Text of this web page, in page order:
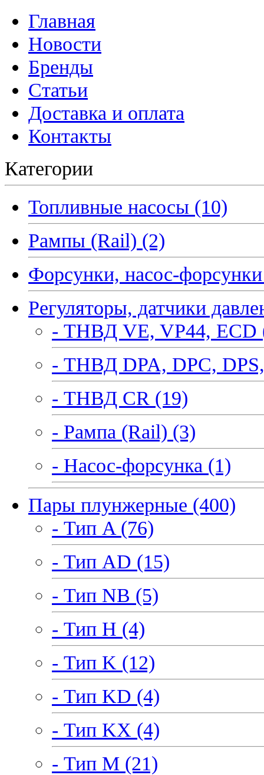
Главная
Новости
Бренды
Статьи
Доставка и оплата
Контакты
Категории
Топливные насосы (10)
Рампы (Rail) (2)
Форсунки, насос-
Регуляторы, датчики
- ТНВД VE, VP44, ECD
- ТНВД DPA, DPC,
- ТНВД CR (19)
- Рампа (Rail) (3)
- Насос-форсунка (1)
Пары плунжерные (400)
- Тип A (76)
- Тип AD (15)
- Тип NB (5)
- Тип H (4)
- Тип K (12)
- Тип KD (4)
- Тип KX (4)
- Тип M (21)